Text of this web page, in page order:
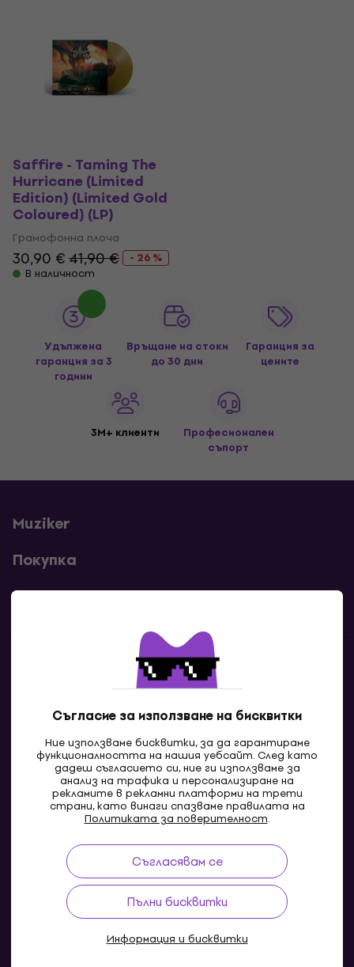
Съгласие за използване на бисквитки
Ние използваме бисквитки, за да гарантираме
функционалността на нашия уебсайт. След като
дадеш съгласието си, ние ги използваме за
анализ на трафика и персонализиране на
рекламите в рекламни платформи на трети
страни, като винаги спазваме правилата на
Политиката за поверителност.
Съгласявам се
Пълни бисквитки
Информация и бисквитки
Saffire - Taming The
Hurricane (Limited
Edition) (Limited Gold
Coloured) (LP)
Грамофонна плоча
30,90 €41,90 €
- 26 %
В наличност
Удължена
гаранция за 3
години
Връщане на стоки
до 30 дни
Гаранция за
цените
3M+ клиенти
Професионален
съпорт
Muziker
Покупка
Полезни линкове
Контакти
MK